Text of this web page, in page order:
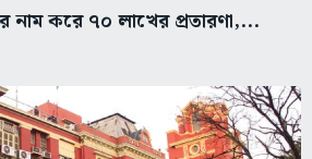
নাম করে ৭০ লাখের প্রতারণা,...